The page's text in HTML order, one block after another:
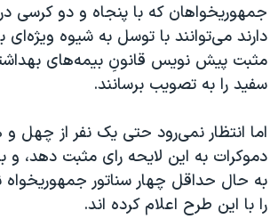
جمهوریخواهان که با پنجاه و دو کرسی
دارند می‌توانند با توسل به شیوه ویژه‌ای
مثبت پیش نویس قانونِ بیمه‌های
سفید را به تصویب برسانند.
اما انتظار نمی‌رود حتی یک نفر از چهل
دموکرات به این لایحه رای مثبت دهد، و
به حال حداقل چهار سناتور
را با این طرح اعلام کرده اند.